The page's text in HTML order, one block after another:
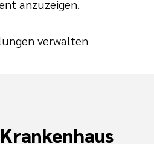
anzuzeigen.
verwalten